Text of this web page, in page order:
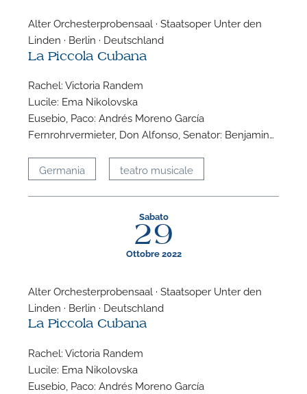
Alter Orchesterprobensaal · Staatsoper Unter den
Linden · Berlin · Deutschland
La Piccola Cubana
Rachel: Victoria Randem
Lucile: Ema Nikolovska
Eusebio, Paco: Andrés Moreno García
Fernrohrvermieter, Don Alfonso, Senator: Benjamin…
Germania teatro musicale
Sabato
29
Ottobre 2022
Alter Orchesterprobensaal · Staatsoper Unter den
Linden · Berlin · Deutschland
La Piccola Cubana
Rachel: Victoria Randem
Lucile: Ema Nikolovska
Eusebio, Paco: Andrés Moreno García